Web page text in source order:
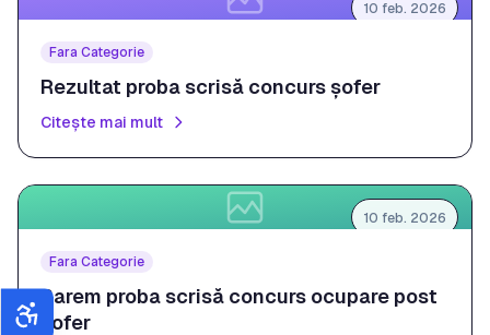
10 feb. 2026
Fara Categorie
Rezultat proba scrisă concurs șofer
Citește mai mult
10 feb. 2026
Fara Categorie
Barem proba scrisă concurs ocupare post
șofer
Accesibilitate Reset